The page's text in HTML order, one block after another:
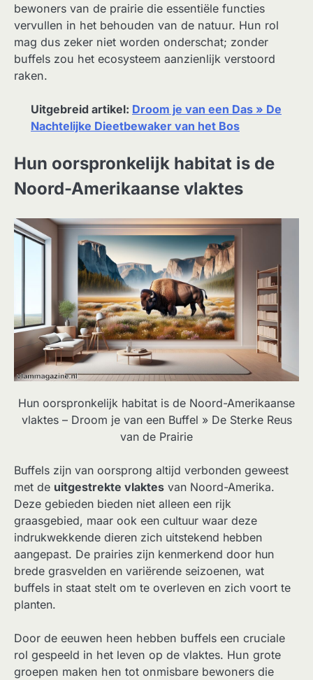
bewoners van de prairie die essentiële functies
vervullen in het behouden van de natuur. Hun rol
mag dus zeker niet worden onderschat; zonder
buffels zou het ecosysteem aanzienlijk verstoord
raken.
Uitgebreid artikel: Droom je van een Das » De
Nachtelijke Dieetbewaker van het Bos
Hun oorspronkelijk habitat is de
Noord-Amerikaanse vlaktes
Hun oorspronkelijk habitat is de Noord-Amerikaanse
vlaktes – Droom je van een Buffel » De Sterke Reus
van de Prairie
Buffels zijn van oorsprong altijd verbonden geweest
met de uitgestrekte vlaktes van Noord-Amerika.
Deze gebieden bieden niet alleen een rijk
graasgebied, maar ook een cultuur waar deze
indrukwekkende dieren zich uitstekend hebben
aangepast. De prairies zijn kenmerkend door hun
brede grasvelden en variërende seizoenen, wat
buffels in staat stelt om te overleven en zich voort te
planten.
Door de eeuwen heen hebben buffels een cruciale
rol gespeeld in het leven op de vlaktes. Hun grote
groepen maken hen tot onmisbare bewoners die